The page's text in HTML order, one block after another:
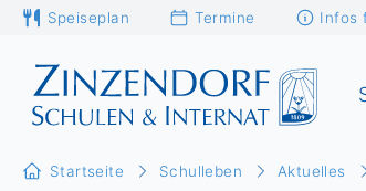
Speiseplan Termine Infos
Startseite Schulleben Aktuelles